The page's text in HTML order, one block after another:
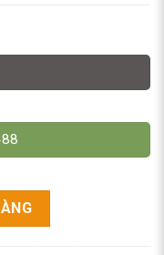
Cao 12m. GTWY1001/